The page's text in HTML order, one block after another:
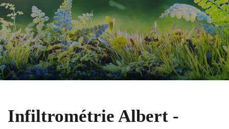
Infiltrométrie Albert -